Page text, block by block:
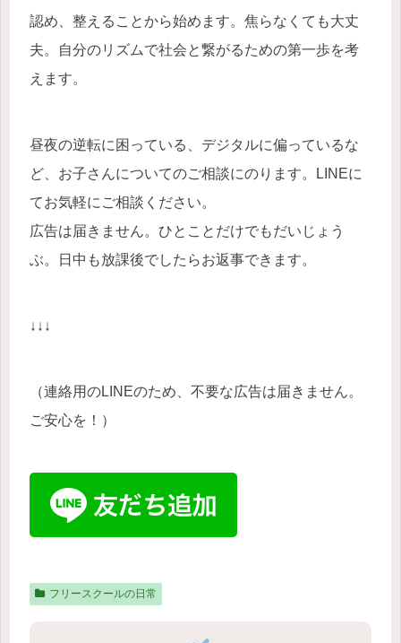
認め、整えることから始めます。焦らなくても大丈
夫。自分のリズムで社会と繋がるための第一歩を考
えます。
昼夜の逆転に困っている、デジタルに偏っているな
ど、お子さんについてのご相談にのります。LINEに
てお気軽にご相談ください。
広告は届きません。ひとことだけでもだいじょう
ぶ。日中も放課後でしたらお返事できます。
↓↓↓
（連絡用のLINEのため、不要な広告は届きません。
ご安心を！）
フリースクールの日常